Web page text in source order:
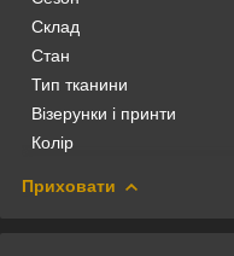
Склад
Стан
Тип тканини
Візерунки і принти
Колір
Приховати